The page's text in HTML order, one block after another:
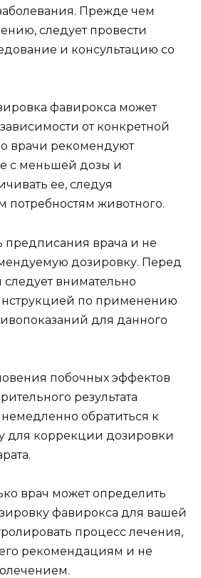
Прежде чем
следует провести
и консультацию со
фавирокса может
от конкретной
врачи рекомендуют
с меньшей дозы и
ее, следуя
животного.
предписания врача и не
дозировку. Перед
внимательно
по применению
для данного
побочных эффектов
результата
обратиться к
для коррекции дозировки
врач может определить
фавирокса для вашей
процесс лечения,
его рекомендациям и не